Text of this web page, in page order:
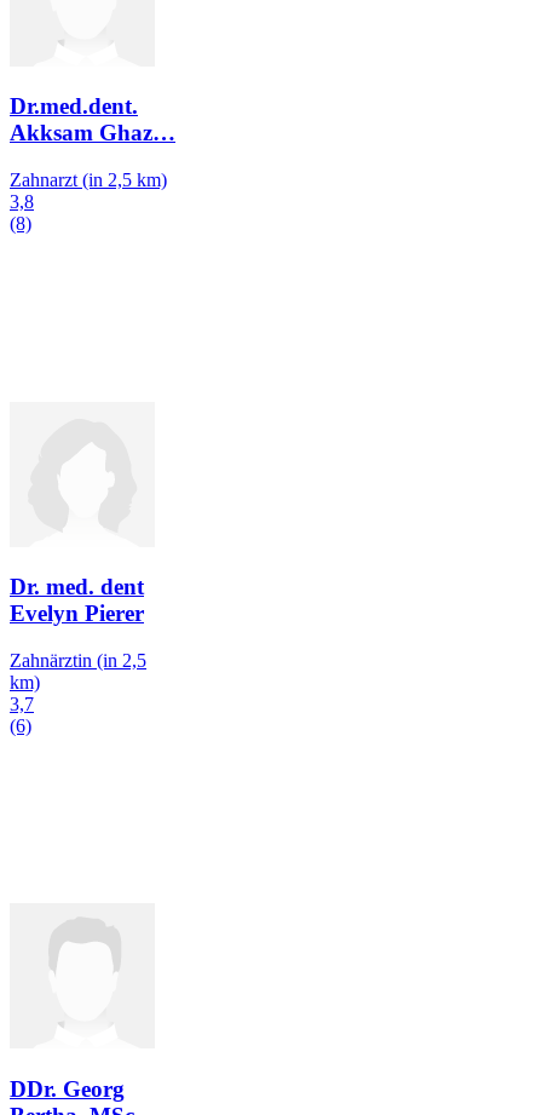
Dr.med.dent.
Akksam Ghaz…
Zahnarzt (in 2,5 km)
3,8
(8)
Dr. med. dent
Evelyn Pierer
Zahnärztin (in 2,5
km)
3,7
(6)
DDr. Georg